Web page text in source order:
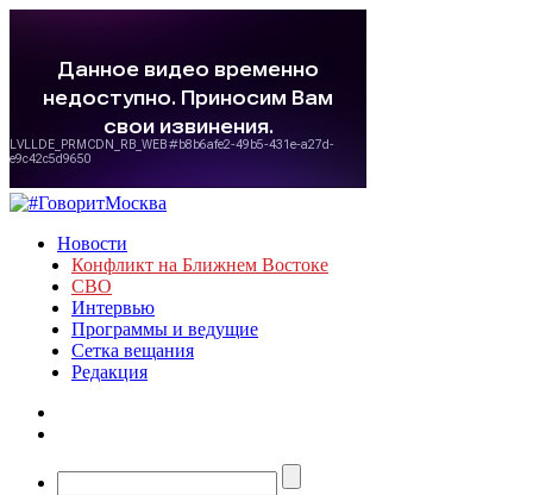
Новости
Конфликт на Ближнем Востоке
СВО
Интервью
Программы и ведущие
Сетка вещания
Редакция